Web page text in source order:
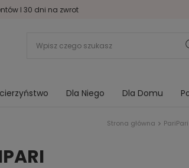
I 30 dni na zwrot
Dla Niego Dla Domu
Strona główna PariPari